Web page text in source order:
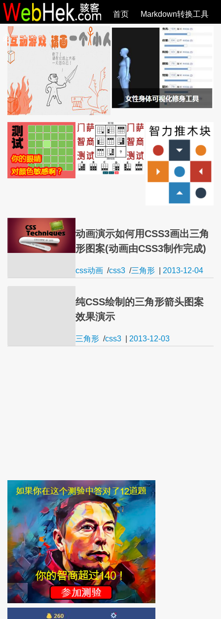
首页 Markdown转换工具
必观作品 SVG教程 SVG手册 全部文章
动画演示如何用CSS3画出三角
形图案(动画由CSS3制作完成)
css动画 /css3 /三角形 2013-12-04
纯CSS绘制的三角形箭头图案
效果演示
三角形 /css3 2013-12-03